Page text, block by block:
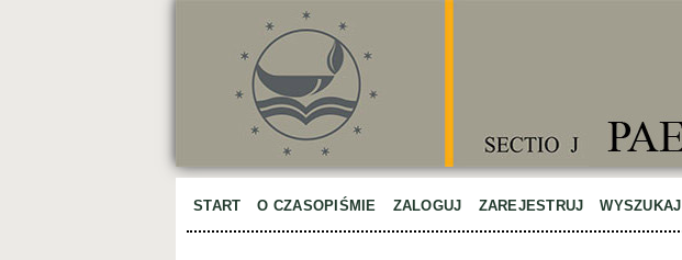
START O CZASOPIŚMIE ZALOGUJ ZAREJESTRUJ WYSZUKAJ